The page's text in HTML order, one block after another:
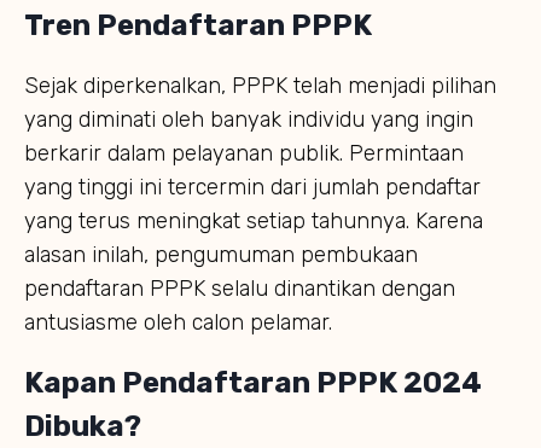
Tren Pendaftaran PPPK
Sejak diperkenalkan, PPPK telah menjadi pilihan
yang diminati oleh banyak individu yang ingin
berkarir dalam pelayanan publik. Permintaan
yang tinggi ini tercermin dari jumlah pendaftar
yang terus meningkat setiap tahunnya. Karena
alasan inilah, pengumuman pembukaan
pendaftaran PPPK selalu dinantikan dengan
antusiasme oleh calon pelamar.
Kapan Pendaftaran PPPK 2024
Dibuka?